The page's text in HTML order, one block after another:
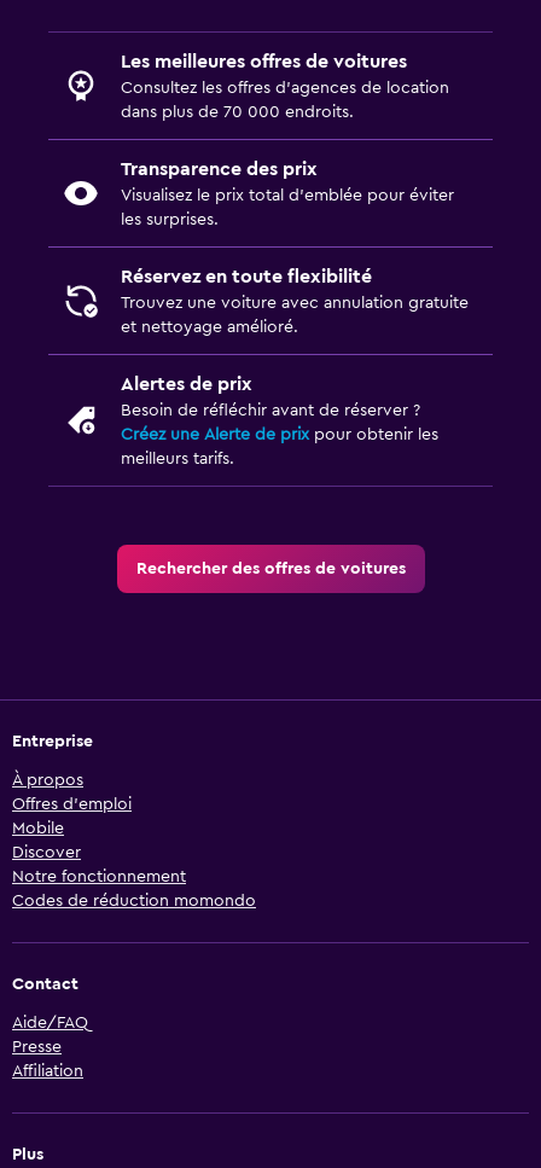
Les meilleures offres de voitures
Consultez les offres d’agences de location
dans plus de 70 000 endroits.
Transparence des prix
Visualisez le prix total d’emblée pour éviter
les surprises.
Réservez en toute flexibilité
Trouvez une voiture avec annulation gratuite
et nettoyage amélioré.
Alertes de prix
Besoin de réfléchir avant de réserver ?
Créez une Alerte de prixpour obtenir les
meilleurs tarifs.
Rechercher des offres de voitures
Entreprise
À propos
Offres d’emploi
Mobile
Discover
Notre fonctionnement
Codes de réduction momondo
Contact
Aide/FAQ
Presse
Affiliation
Plus